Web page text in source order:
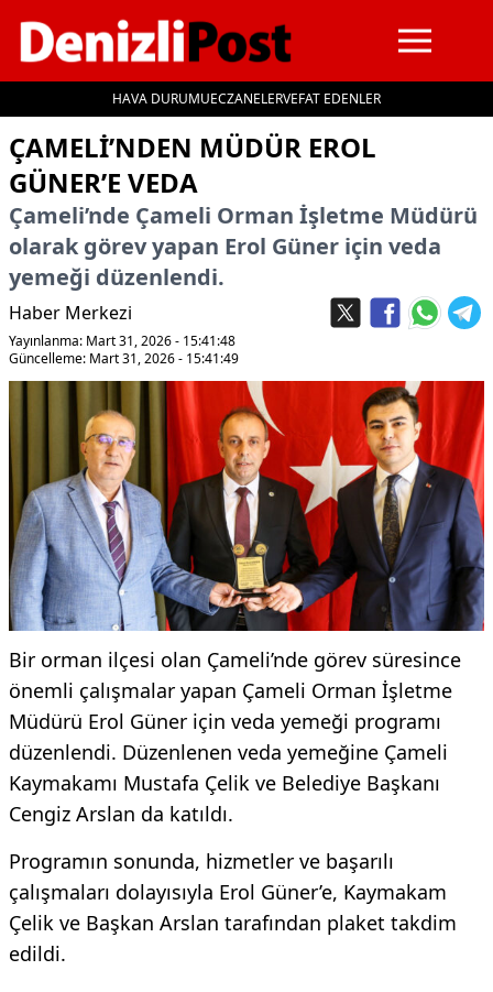
HAVA DURUMUECZANELERVEFAT EDENLER
ÇAMELI’NDEN MÜDÜR EROL
GÜNER’E VEDA
Çameli’nde Çameli Orman İşletme Müdürü
olarak görev yapan Erol Güner için veda
yemeği düzenlendi.
Haber Merkezi
Yayınlanma: Mart 31, 2026 - 15:41:48
Güncelleme: Mart 31, 2026 - 15:41:49
Bir orman ilçesi olan Çameli’nde görev süresince
önemli çalışmalar yapan Çameli Orman İşletme
Müdürü Erol Güner için veda yemeği programı
düzenlendi. Düzenlenen veda yemeğine Çameli
Kaymakamı Mustafa Çelik ve Belediye Başkanı
Cengiz Arslan da katıldı.
Programın sonunda, hizmetler ve başarılı
çalışmaları dolayısıyla Erol Güner’e, Kaymakam
Çelik ve Başkan Arslan tarafından plaket takdim
edildi.